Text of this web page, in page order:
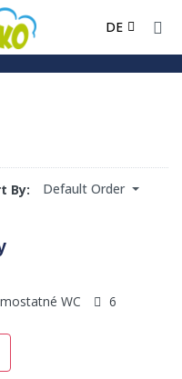
DE
By: Default Order
WC
6